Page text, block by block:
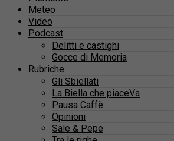
Meteo
Video
Podcast
Delitti e castighi
Gocce di Memoria
Rubriche
Gli Sbiellati
La Biella che piaceVa
Pausa Caffè
Opinioni
Sale & Pepe